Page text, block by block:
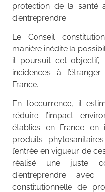
protection de la santé
d'entreprendre.
Le Conseil
manière inédite la
il poursuit cet objectif,
incidences à
France.
En l’occurrence, il
réduire l’impact
établies en France en
produits
l’entrée en vigueur de
réalisé une juste
d'entreprendre
constitutionnelle de